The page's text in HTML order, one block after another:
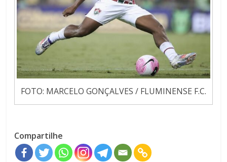
FOTO: MARCELO GONÇALVES / FLUMINENSE F.C.
Compartilhe